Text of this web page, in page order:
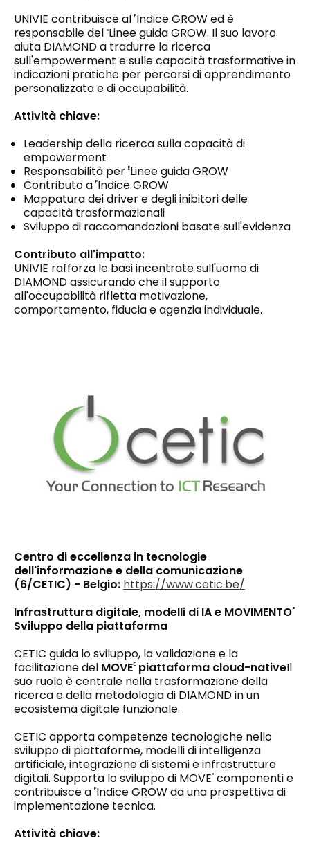
UNIVIE contribuisce al EIndice GROW ed è
responsabile del ELinee guida GROW. Il suo lavoro
aiuta DIAMOND a tradurre la ricerca
sull'empowerment e sulle capacità trasformative in
indicazioni pratiche per percorsi di apprendimento
personalizzato e di occupabilità.
Attività chiave:
Leadership della ricerca sulla capacità di
empowerment
Responsabilità per ELinee guida GROW
Contributo a EIndice GROW
Mappatura dei driver e degli inibitori delle
capacità trasformazionali
Sviluppo di raccomandazioni basate sull'evidenza
Contributo all'impatto:
UNIVIE rafforza le basi incentrate sull'uomo di
DIAMOND assicurando che il supporto
all'occupabilità rifletta motivazione,
comportamento, fiducia e agenzia individuale.
Centro di eccellenza in tecnologie
dell'informazione e della comunicazione
(6/CETIC) - Belgio: https://www.cetic.be/
Infrastruttura digitale, modelli di IA e MOVIMENTOE
Sviluppo della piattaforma
CETIC guida lo sviluppo, la validazione e la
facilitazione del MOVEE piattaforma cloud-nativeIl
suo ruolo è centrale nella trasformazione della
ricerca e della metodologia di DIAMOND in un
ecosistema digitale funzionale.
CETIC apporta competenze tecnologiche nello
sviluppo di piattaforme, modelli di intelligenza
artificiale, integrazione di sistemi e infrastrutture
digitali. Supporta lo sviluppo di MOVEE componenti e
contribuisce a EIndice GROW da una prospettiva di
implementazione tecnica.
Attività chiave: